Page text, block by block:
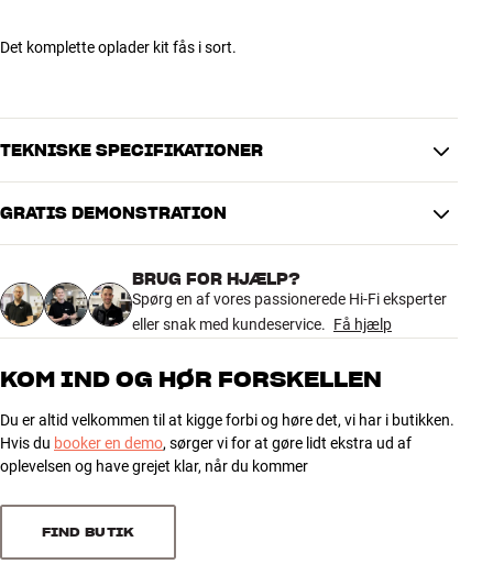
Det komplette oplader kit fås i sort.
TEKNISKE SPECIFIKATIONER
DIMENSIONER OG DESIGN
Model / Variant
Sort
Vægt (kg)
0,35
Vægt emballage (kg)
0,41
dybde)
GENERELLE EGENSKABER
Input: USB 3A.
Qi teknologi i oplader stand
QC3.0 USB lader
GRATIS DEMONSTRATION
BRUG FOR HJÆLP?
Spørg en af vores passionerede Hi-Fi eksperter
eller snak med kundeservice. Få hjælp
KOM IND OG HØR FORSKELLEN
Du er altid velkommen til at kigge forbi og høre det, vi har i butikken.
Hvis du booker en demo, sørger vi for at gøre lidt ekstra ud af
oplevelsen og have grejet klar, når du kommer
FIND BUTIK